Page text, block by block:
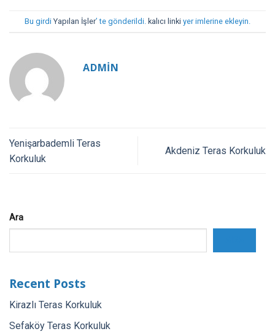
Bu girdi Yapılan İşler’ te gönderildi. kalıcı linki yer imlerine ekleyin.
ADMIN
Yenişarbademli Teras
Korkuluk
Akdeniz Teras Korkuluk
Ara
Recent Posts
Kirazlı Teras Korkuluk
Sefaköy Teras Korkuluk